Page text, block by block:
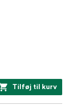
Tilføj til kurv